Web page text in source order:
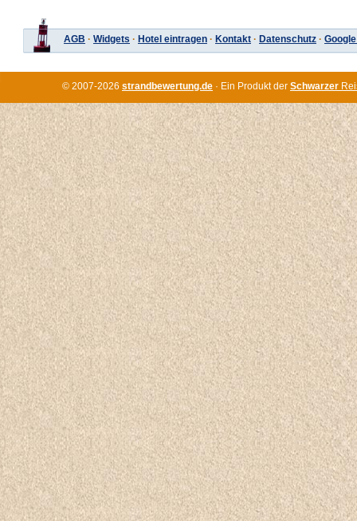
AGB · Widgets · Hotel eintragen · Kontakt · Datenschutz ·
© 2007-2026 strandbewertung.de · Ein Produkt der Schwarzer